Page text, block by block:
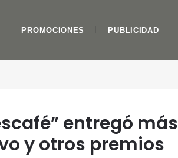
PROMOCIONES PUBLICIDAD
entregó más
y otros premios